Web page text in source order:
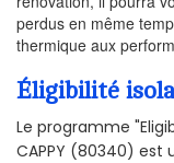
perdus en même
thermique aux
Éligibilité
Le programme
CAPPY (80340)